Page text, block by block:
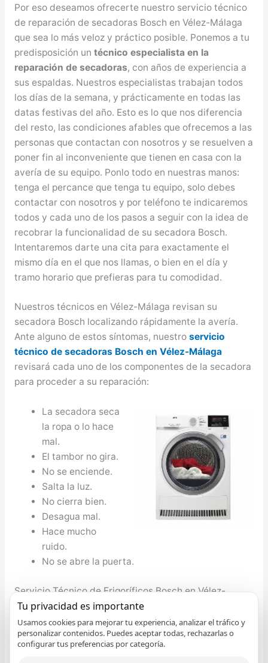
Por eso deseamos ofrecerte nuestro servicio técnico
de reparación de secadoras Bosch en Vélez-Málaga
que sea lo más veloz y práctico posible. Ponemos a tu
predisposición un técnico especialista en la
reparación de secadoras, con años de experiencia a
sus espaldas. Nuestros especialistas trabajan todos
los días de la semana, y prácticamente en todas las
datas festivas del año. Esto es lo que nos diferencia
del resto, las condiciones afables que ofrecemos a las
personas que contactan con nosotros y se resuelven a
poner fin al inconveniente que tienen en casa con la
avería de su equipo. Ponlo todo en nuestras manos:
tenga el percance que tenga tu equipo, solo debes
contactar con nosotros y por teléfono te indicaremos
todos y cada uno de los pasos a seguir con la idea de
recobrar la funcionalidad de su secadora Bosch.
Intentaremos darte una cita para exactamente el
mismo día en el que nos llamas, o bien en el día y
tramo horario que prefieras para tu comodidad.
Nuestros técnicos en Vélez-Málaga revisan su
secadora Bosch localizando rápidamente la avería.
Ante alguno de estos síntomas, nuestro servicio
técnico de secadoras Bosch en Vélez-Málaga
revisará cada uno de los componentes de la secadora
para proceder a su reparación:
La secadora seca
la ropa o lo hace
mal.
El tambor no gira.
No se enciende.
Salta la luz.
No cierra bien.
Desagua mal.
Hace mucho
ruido.
No se abre la puerta.
Servicio Técnico de Frigoríficos Bosch en Vélez-
Málaga
Desde el Servicio Técnico de Frigos Bosch en Vélez-
Málaga notificamos que no tiene que preocuparse si
tiene algún problema con su nevera Bosch, el
Tu privacidad es importante
Usamos cookies para mejorar tu experiencia, analizar el tráfico y
personalizar contenidos. Puedes aceptar todas, rechazarlas o
configurar tus preferencias por categoría.